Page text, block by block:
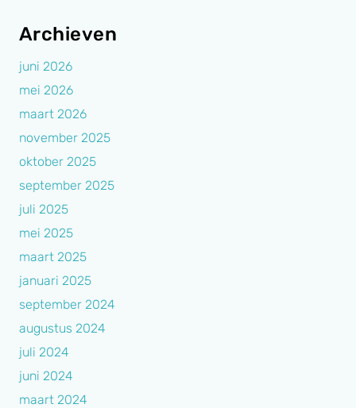
Archieven
juni 2026
mei 2026
maart 2026
november 2025
oktober 2025
september 2025
juli 2025
mei 2025
maart 2025
januari 2025
september 2024
augustus 2024
juli 2024
juni 2024
maart 2024